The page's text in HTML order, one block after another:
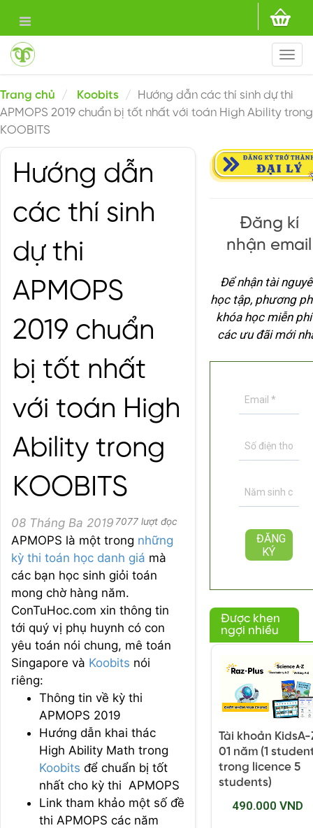
Trang chủ Koobits
Hướng dẫn các thí sinh dự thi
APMOPS 2019 chuẩn bị tốt nhất với toán High Ability trong
KOOBITS
Hướng dẫn
các thí sinh
dự thi
APMOPS
2019 chuẩn
bị tốt nhất
với toán High
Ability trong
KOOBITS
08 Tháng Ba 2019 7077 lượt đọc
APMOPS là một trong những
kỳ thi toán học danh giá mà
các bạn học sinh giỏi toán
mong chờ hàng năm.
ConTuHoc.com xin thông tin
tới quý vị phụ huynh có con
yêu toán nói chung, mê toán
Singapore và Koobits nói
riêng:
Thông tin về kỳ thi
APMOPS 2019
Hướng dẫn khai thác
High Ability Math trong
Koobits để chuẩn bị tốt
nhất cho kỳ thi APMOPS
Link tham khảo một số đề
thi APMOPS các năm
Đăng kí
nhận email
Để nhận tài
học tập, phương
khóa học miễn
các ưu đãi mới
Được khen
ngợi nhiều
Tài khoản KidsA-
01 năm (1
trong licence 5
students)
490.000 VND